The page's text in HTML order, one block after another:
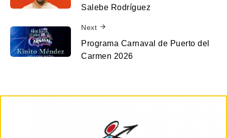
Salebe Rodríguez
Next
Programa Carnaval de Puerto del
Carmen 2026